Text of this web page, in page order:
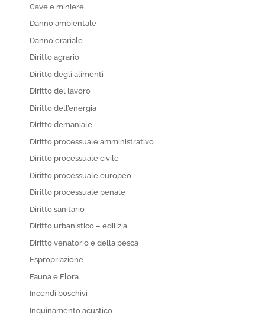
Cave e miniere
Danno ambientale
Danno erariale
Diritto agrario
Diritto degli alimenti
Diritto del lavoro
Diritto dell’energia
Diritto demaniale
Diritto processuale amministrativo
Diritto processuale civile
Diritto processuale europeo
Diritto processuale penale
Diritto sanitario
Diritto urbanistico – edilizia
Diritto venatorio e della pesca
Espropriazione
Fauna e Flora
Incendi boschivi
Inquinamento acustico